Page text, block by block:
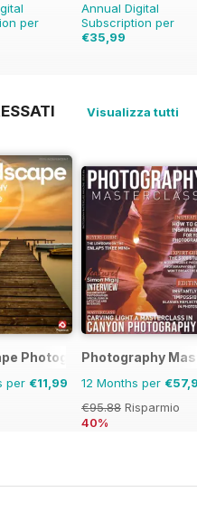
per
Annual Digital
Subscription per
€35,99
Visualizza tutti
Photography The
per €11,99
Photography
12 Months per
€95.88 Risparmio
40%